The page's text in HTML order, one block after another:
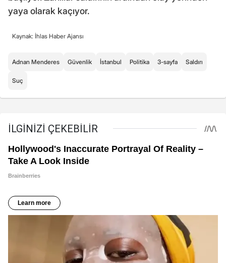
yaya olarak kaçıyor.
Kaynak: İhlas Haber Ajansı
Adnan Menderes Güvenlik İstanbul Politika 3-sayfa Saldırı
Suç